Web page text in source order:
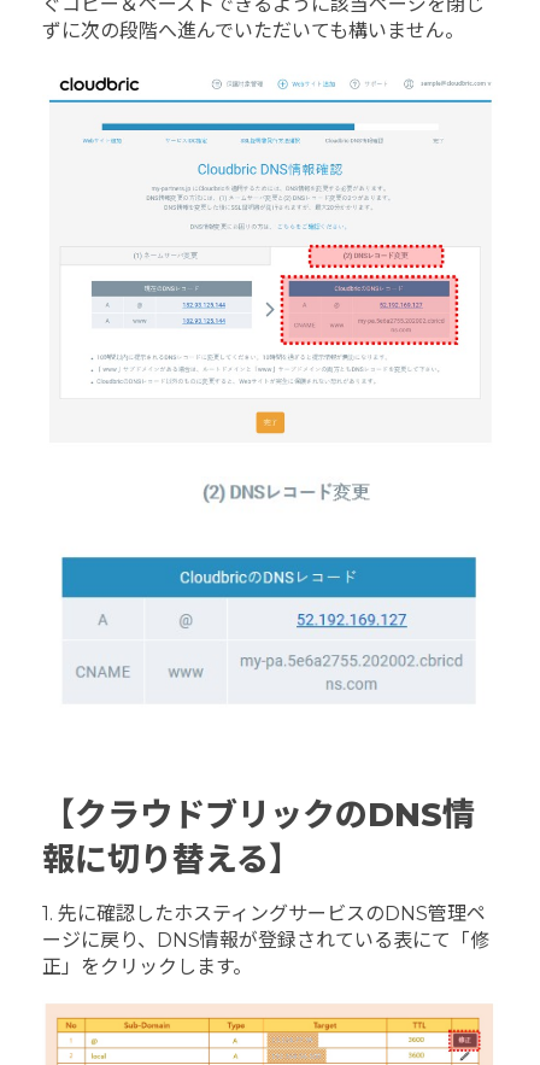
ぐコピー＆ペーストできるように該当ページを閉じ
ずに次の段階へ進んでいただいても構いません。
【クラウドブリックのDNS情
報に切り替える】
1. 先に確認したホスティングサービスのDNS管理ペ
ージに戻り、DNS情報が登録されている表にて「修
正」をクリックします。